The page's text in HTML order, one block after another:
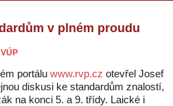
v plném proudu
VÚP
portálu www.rvp.cz otevřel Josef
diskusi ke standardům znalostí,
na konci 5. a 9. třídy. Laické i